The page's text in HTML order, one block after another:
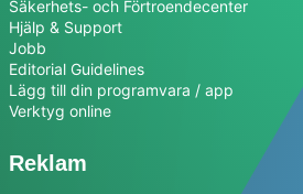
Säkerhets- och Förtroendecenter
Hjälp & Support
Jobb
Editorial Guidelines
Lägg till din programvara / app
Verktyg online
Reklam